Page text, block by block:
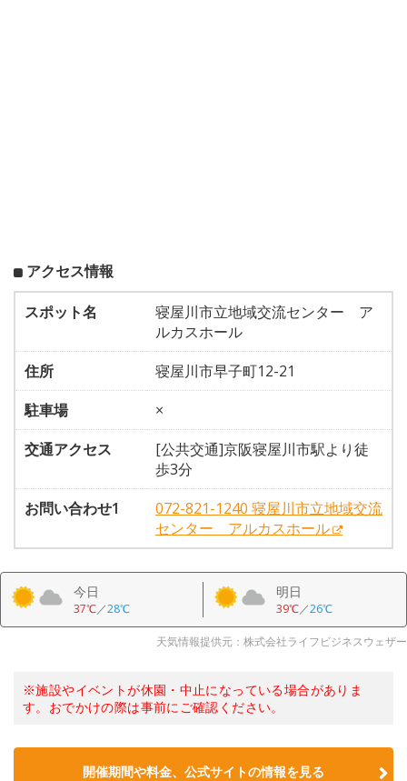
アクセス情報
スポット名
寝屋川市立地域交流センター ア
ルカスホール
住所
寝屋川市早子町12-21
駐車場
×
交通アクセス
[公共交通]京阪寝屋川市駅より徒
歩3分
お問い合わせ1
072-821-1240 寝屋川市立地域交流
センター アルカスホール
今日
37℃／28℃
明日
39℃／26℃
天気情報提供元：株式会社ライフビジネスウェザー
※施設やイベントが休園・中止になっている場合がありま
す。おでかけの際は事前にご確認ください。
開催期間や料金、公式サイトの情報を見る